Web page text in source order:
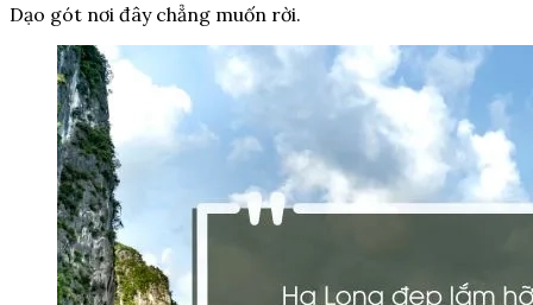
Dạo gót nơi đây chẳng muốn rời.